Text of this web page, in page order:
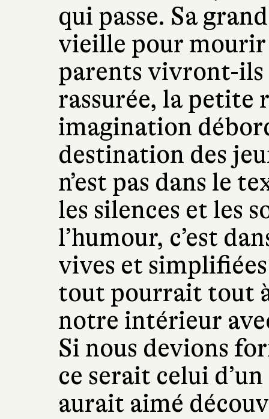
qui passe. Sa
vieille pour mourir
parents vivront-ils
rassurée, la petite
imagination
destination des
n’est pas dans le
les silences et les
l’humour, c’est
vives et
tout pourrait tout
notre intérieur
Si nous devions
ce serait celui
aurait aimé